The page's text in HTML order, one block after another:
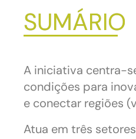
SUMÁRIO
A iniciativa centra-
condições para
e conectar regiões
Atua em três